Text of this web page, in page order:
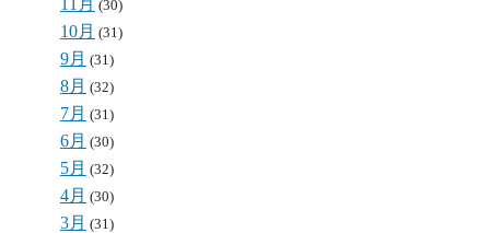
(30)
10月 (31)
9月 (31)
8月 (32)
7月 (31)
6月 (30)
5月 (32)
4月 (30)
3月 (31)